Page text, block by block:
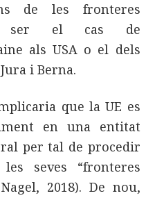
de les fronteres
ser el cas de
als USA o el dels
i Berna.
que la UE es
en una entitat
per tal de procedir
seves “fronteres
2018). De nou,